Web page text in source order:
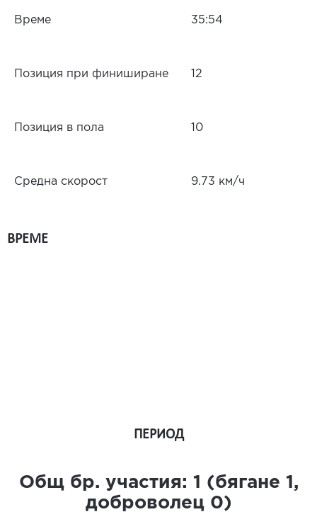
Време 35:54
Позиция при финиширане 12
Позиция в пола 10
Средна скорост 9.73 км/ч
ВРЕМЕ
ПЕРИОД
Общ бр. участия: 1 (бягане 1 ,
доброволец 0)